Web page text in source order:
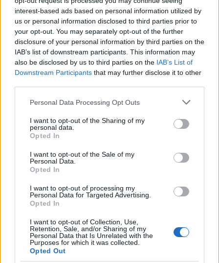
interest-based ads based on personal information utilized by
us or personal information disclosed to third parties prior to
your opt-out. You may separately opt-out of the further
disclosure of your personal information by third parties on the
IAB’s list of downstream participants. This information may
also be disclosed by us to third parties on the IAB’s List of
Downstream Participants that may further disclose it to other
Please note that this website/app uses one or more Google
not limited to your visit or usage behaviour. You may click to
grant or deny consent to Google and its third-party tags to
use your data for below specified purposes in below Google
consent section.
Personal Data Processing Opt Outs
I want to opt-out of the Sharing of my
personal data.
Opted In
I want to opt-out of the Sale of my
Personal Data.
Opted In
I want to opt-out of processing my
Personal Data for Targeted Advertising.
Opted In
I want to opt-out of Collection, Use,
Retention, Sale, and/or Sharing of my
Personal Data that Is Unrelated with the
Purposes for which it was collected.
Opted Out
ήταν ο Άντολφ Άιχμαν, βασικός «αρχιτέκτονας» του
Ολοκαυτώματος, ο οποίος απαγχονίστηκε το 1962,
αφού συνελήφθη από Ισραηλινούς πράκτορες στην
Αργεντινή και στη συνέχεια καταδικάστηκε σε μια
δίκη-ορόσημο.